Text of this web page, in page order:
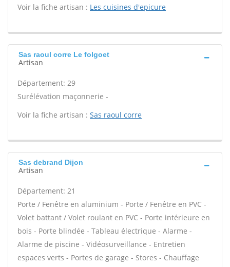
Voir la fiche artisan : Les cuisines d'epicure
Sas raoul corre Le folgoet
Artisan
Département: 29
Surélévation maçonnerie -
Voir la fiche artisan : Sas raoul corre
Sas debrand Dijon
Artisan
Département: 21
Porte / Fenêtre en aluminium - Porte / Fenêtre en PVC -
Volet battant / Volet roulant en PVC - Porte intérieure en
bois - Porte blindée - Tableau électrique - Alarme -
Alarme de piscine - Vidéosurveillance - Entretien
espaces verts - Portes de garage - Stores - Chauffage